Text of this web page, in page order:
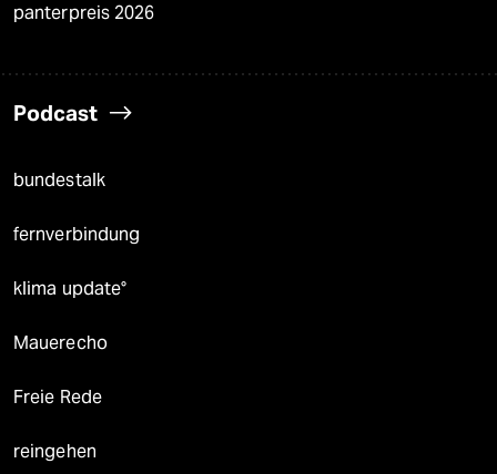
panterpreis 2026
Podcast
bundestalk
fernverbindung
klima update°
Mauerecho
Freie Rede
reingehen